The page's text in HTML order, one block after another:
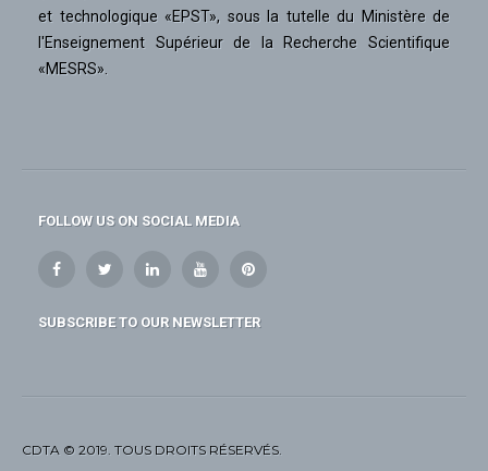
et technologique «EPST», sous la tutelle du Ministère de
l'Enseignement Supérieur de la Recherche Scientifique
«MESRS».
FOLLOW US ON SOCIAL MEDIA
SUBSCRIBE TO OUR NEWSLETTER
CDTA © 2019. TOUS DROITS RÉSERVÉS.